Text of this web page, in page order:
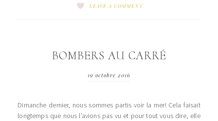
LEAVE A COMMENT
BOMBERS AU CARRÉ
19 octobre 2016
Dimanche dernier, nous sommes partis voir la mer! Cela faisait
longtemps que nous l’avions pas vu et pour tout vous dire, elle